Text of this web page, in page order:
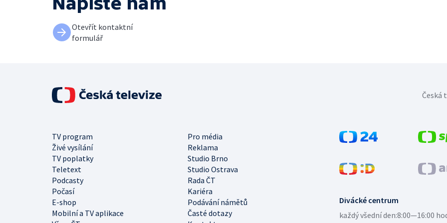
Otevřít kontaktní
formulář
Divácké centrum
každý všední den:8:00—16:00
TV program
Pro média
Živé vysílání
Reklama
TV poplatky
Studio Brno
Teletext
Studio Ostrava
Podcasty
Rada ČT
Počasí
Kariéra
E-shop
Podávání námětů
Mobilní a TV aplikace
Časté dotazy
Česká